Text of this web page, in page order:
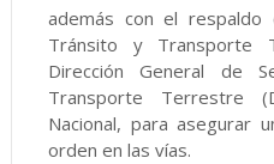
además con el
Tránsito y Transporte
Dirección General de
Transporte Terrestre
Nacional, para asegurar
orden en las vías.